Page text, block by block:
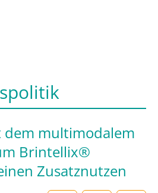
dem multimodalem
Brintellix®
Zusatznutzen